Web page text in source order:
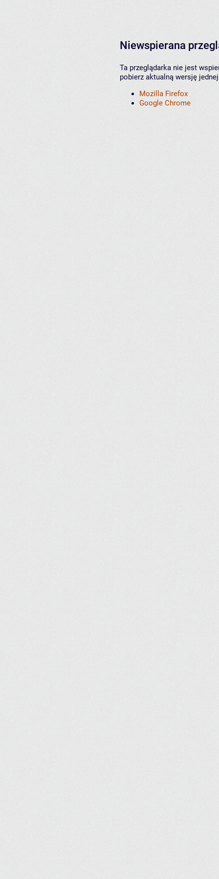
Niewspierana
Ta przeglądarka nie jest
pobierz aktualną wersję
Mozilla Firefox
Google Chrome